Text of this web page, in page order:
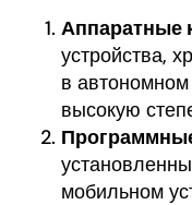
Аппаратные
устройства,
в
высокую
мобильном